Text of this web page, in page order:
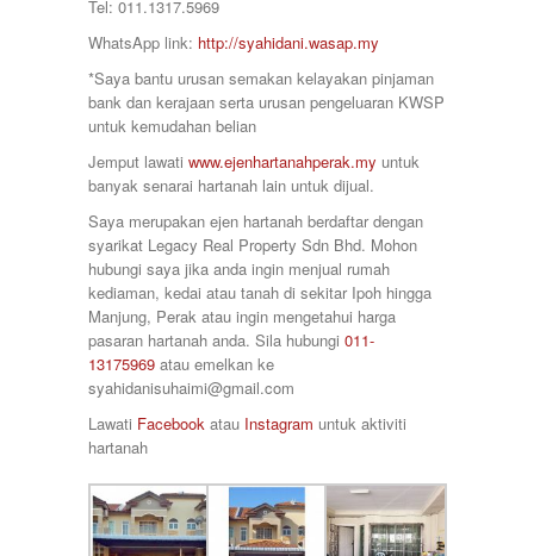
Taman Raia Mesta
Taman Rapat Perdana
Taman Saujana Permai
Taman Seri Bayu
Taman Sri Ampang
Taman Temara
Taman Tronoh Universiti
Tambun
Tanah Hitam
Tanjung Malim
Tanjung Rambutan
Tapah
Tasek
Teluk Intan
Tronoh
75000
78000
85000
90000
920000
98000
Tel: 011.1317.5969
WhatsApp link: http://syahidani.wasap.my
*Saya bantu urusan semakan kelayakan pinjaman
bank dan kerajaan serta urusan pengeluaran KWSP
untuk kemudahan belian
Jemput lawati www.ejenhartanahperak.my untuk
banyak senarai hartanah lain untuk dijual.
Saya merupakan ejen hartanah berdaftar dengan
syarikat Legacy Real Property Sdn Bhd. Mohon
hubungi saya jika anda ingin menjual rumah
kediaman, kedai atau tanah di sekitar Ipoh hingga
Manjung, Perak atau ingin mengetahui harga
pasaran hartanah anda. Sila hubungi 011-
13175969 atau emelkan ke
syahidanisuhaimi@gmail.com
Lawati Facebook atau Instagram untuk aktiviti
hartanah